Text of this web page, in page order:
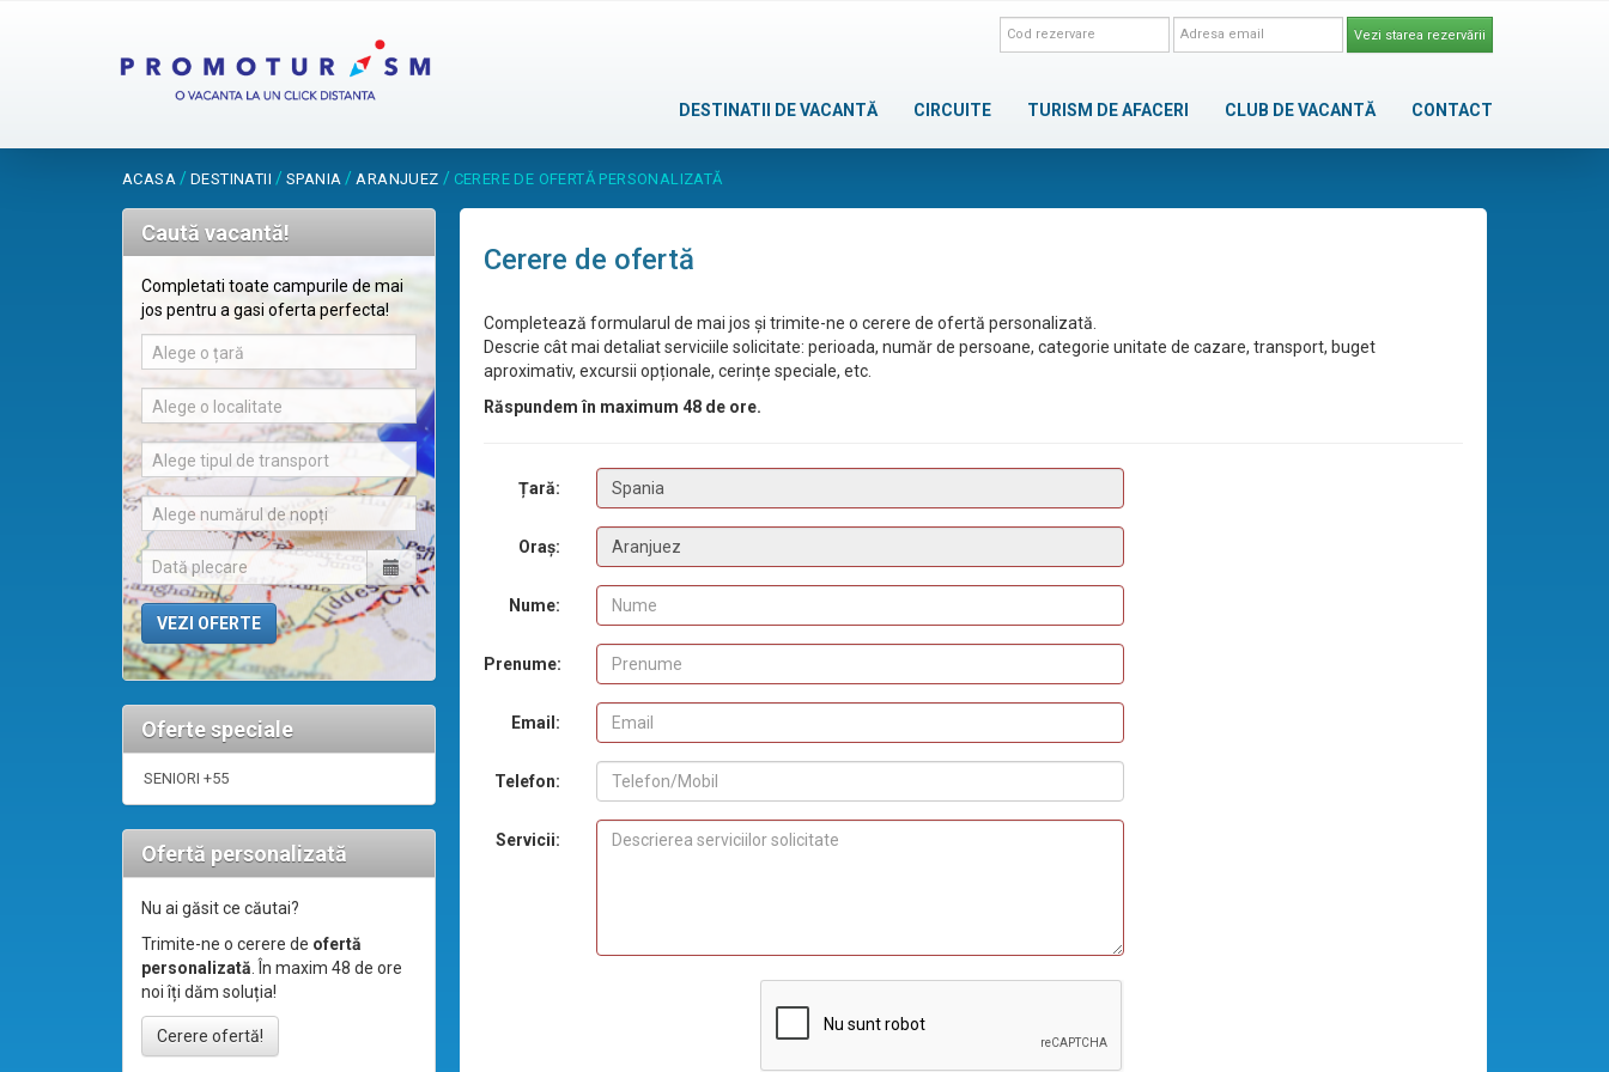
Vezi starea rezervării
DESTINATII DE VACANTĂ CIRCUITE TURISM DE AFACERI CLUB DE VACANTĂ CONTACT
ACASA / DESTINATII / SPANIA /ARANJUEZ / CERERE DE OFERTĂ PERSONALIZATĂ
Caută vacantă!
Completati toate campurile de mai
jos pentru a gasi oferta perfecta!
Alege o țară
Alege o localitate
Alege tipul de transport
Alege numărul de nopți
Oferte speciale
SENIORI +55
Ofertă personalizată
Nu ai găsit ce căutai?
Trimite-ne o cerere de ofertă
personalizată. În maxim 48 de ore
noi îți dăm soluția!
Cerere ofertă!
Cerere de ofertă
Completează formularul de mai jos și trimite-ne o cerere de ofertă personalizată.
Descrie cât mai detaliat serviciile solicitate: perioada, număr de persoane, categorie unitate de cazare, transport, buget
aproximativ, excursii opționale, cerințe speciale, etc.
Răspundem în maximum 48 de ore.
Țară:
Oraș:
Nume:
Prenume:
Email:
Telefon:
Servicii: